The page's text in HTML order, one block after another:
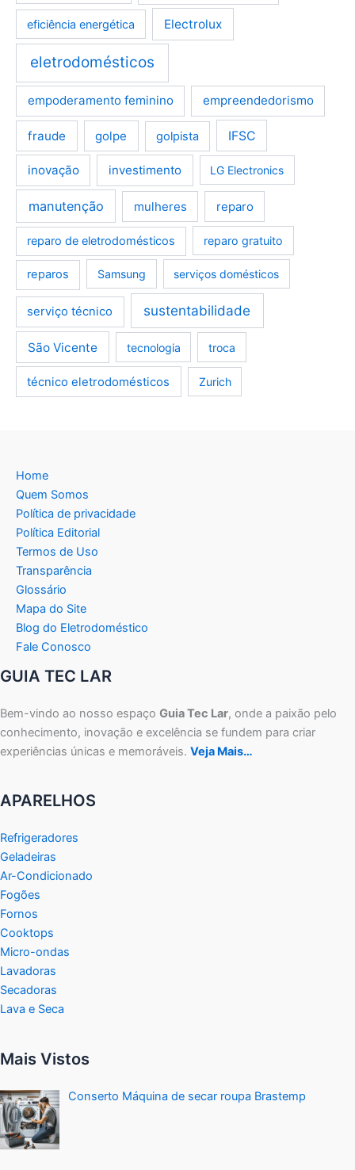
eficiência energética Electrolux
eletrodomésticos
empoderamento feminino empreendedorismo
fraude golpe golpista IFSC
inovação investimento LG Electronics
manutenção mulheres reparo
reparo de eletrodomésticos reparo gratuito
reparos Samsung serviços domésticos
serviço técnico sustentabilidade
São Vicente tecnologia troca
técnico eletrodomésticos Zurich
Home
Quem Somos
Política de privacidade
Política Editorial
Termos de Uso
Transparência
Glossário
Mapa do Site
Blog do Eletrodoméstico
Fale Conosco
GUIA TEC LAR
Bem-vindo ao nosso espaço Guia Tec Lar, onde a paixão pelo
conhecimento, inovação e excelência se fundem para criar
experiências únicas e memoráveis. Veja Mais…
APARELHOS
Refrigeradores
Geladeiras
Ar-Condicionado
Fogões
Fornos
Cooktops
Micro-ondas
Lavadoras
Secadoras
Lava e Seca
Mais Vistos
Conserto Máquina de secar roupa Brastemp